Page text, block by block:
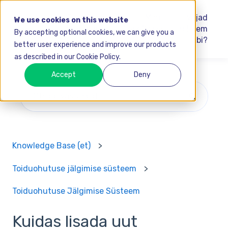
We use cookies on this website
By accepting optional cookies, we can give you a
better user experience and improve our products
as described in our Cookie Policy.
Accept Deny
FoodDocsi
Akadeemia
FoodDocsi
Vajad
rohkem
abi?
Knowledge Base (et)
Toiduohutuse jälgimise süsteem
Toiduohutuse Jälgimise Süsteem
Kuidas lisada uut